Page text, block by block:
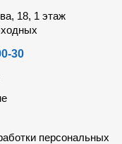
18, 1 этаж
30
персональных